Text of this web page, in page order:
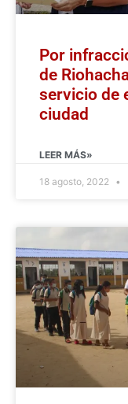
Por
de
servicio de
ciudad
LEER MÁS»
18 agosto, 2022